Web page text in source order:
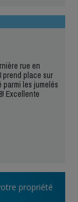
rue en
prend place sur
parmi les jumelés
Excellente
propriété